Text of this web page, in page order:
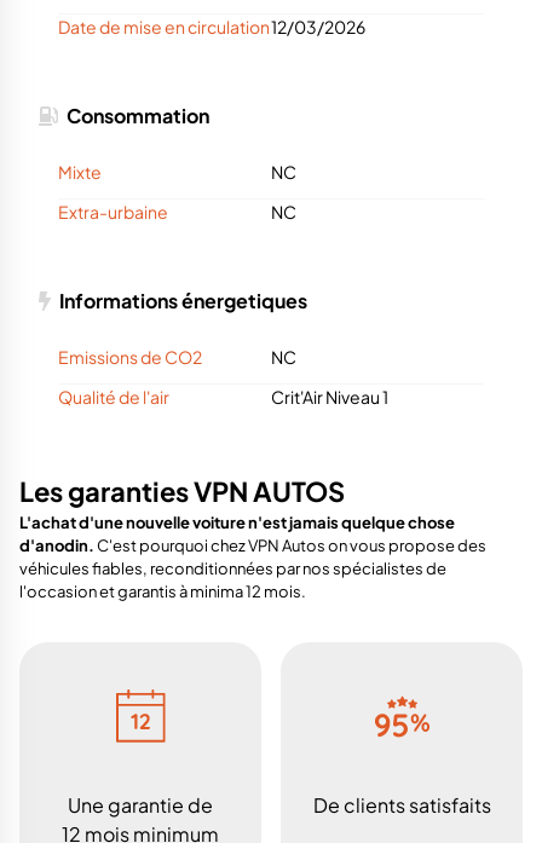
Date de mise en circulation12/03/2026
Consommation
Mixte
NC
Extra-urbaine
NC
Informations énergetiques
Emissions de CO2
NC
Qualité de l'air
Crit'Air Niveau 1
Les garanties VPN AUTOS
L'achat d'une nouvelle voiture n'est jamais quelque chose
d'anodin.C'est pourquoi chez VPN Autos on vous propose des
véhicules fiables, reconditionnées par nos spécialistes de
l'occasion et garantis à minima 12 mois.
Une garantie de
12 mois minimum
De clients satisfaits